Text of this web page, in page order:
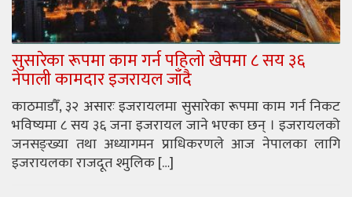
सुसारेका रूपमा काम गर्न पहिलो खेपमा ८ सय ३६
नेपाली कामदार इजरायल जाँदै
काठमाडौँ, ३२ असारः इजरायलमा सुसारेका रूपमा काम गर्न निकट
भविष्यमा ८ सय ३६ जना इजरायल जाने भएका छन् । इजरायलको
जनसङ्ख्या तथा अध्यागमन प्राधिकरणले आज नेपालका लागि
इजरायलका राजदूत श्मुलिक […]